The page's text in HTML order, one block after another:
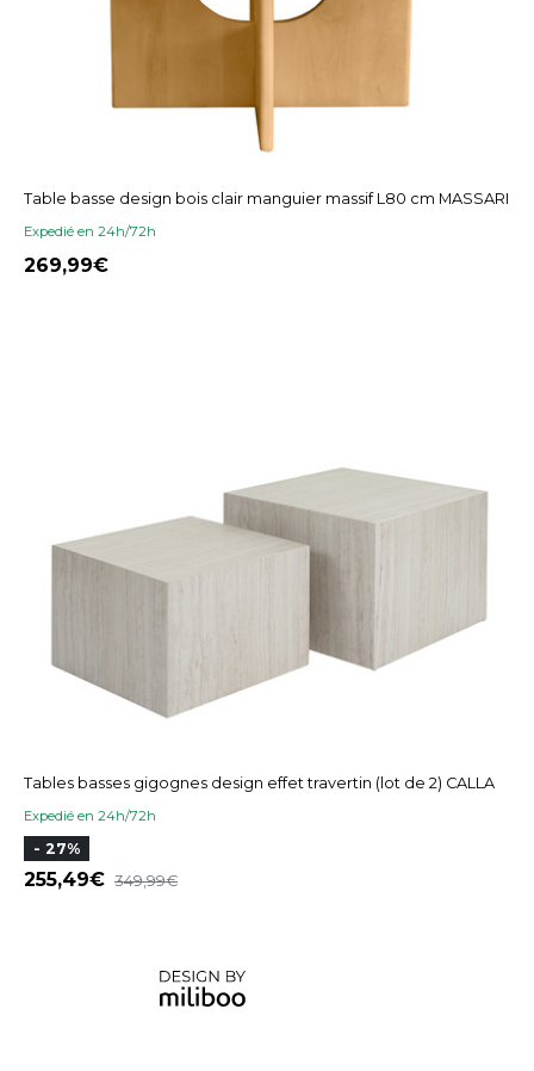
Table basse design bois clair manguier massif L80 cm MASSARI
Expedié en 24h/72h
269,99
Tables basses gigognes design effet travertin (lot de 2) CALLA
Expedié en 24h/72h
- 27%
255,49 349,99